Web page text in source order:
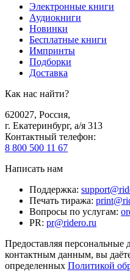
Электронные книги
Аудиокниги
Новинки
Бесплатные книги
Импринты
Подборки
Доставка
Как нас найти?
620027, Россия,
г. Екатеринбург, а/я 313
Контактный телефон:
8 800 500 11 67
Написать нам
Поддержка:
Печать тиража:
Вопросы по услугам:
PR: pr@ridero.ru
Предоставляя
контактным данным, вы
определенных Политикой